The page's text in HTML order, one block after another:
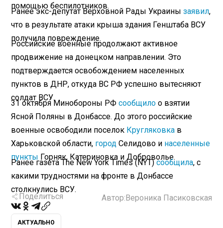
помощью беспилотников.
Ранее экс-депутат Верховной Рады Украинызаявил,
что в результате атаки крыша здания Генштаба ВСУ
получила повреждение.
Российские военные продолжают активное
продвижение на донецком направлении. Это
подтверждается освобождением населенных
пунктов в ДНР, откуда ВС РФ успешно вытесняют
солдат ВСУ.
31 октября Минобороны РФсообщило о взятии
Ясной Поляны в Донбассе. До этого российские
военные освободили поселок Кругляковка в
Харьковской области, город Селидово и населенные
пункты Горняк, Катериновка и Доброволье.
Ранее газета The New York Times (NYT)сообщила, с
какими трудностями на фронте в Донбассе
столкнулись ВСУ.
Поделиться Автор:Вероника Пасиковская
АКТУАЛЬНО